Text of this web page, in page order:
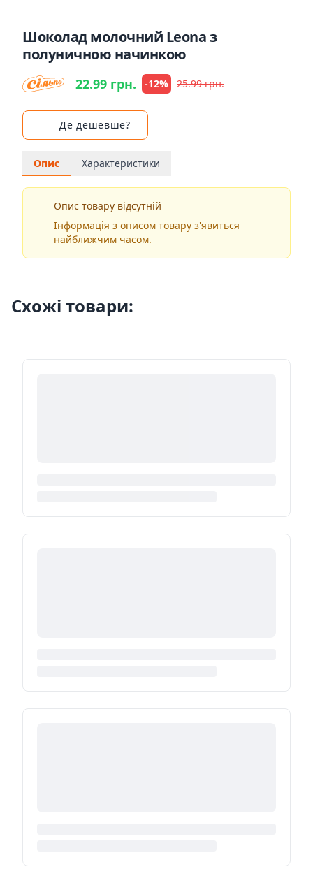
Шоколад молочний Leona з
полуничною начинкою
22.99 грн. -12% 25.99 грн.
Де дешевше?
Опис Характеристики
Опис товару відсутній
Інформація з описом товару з'явиться
найближчим часом.
Схожі товари: